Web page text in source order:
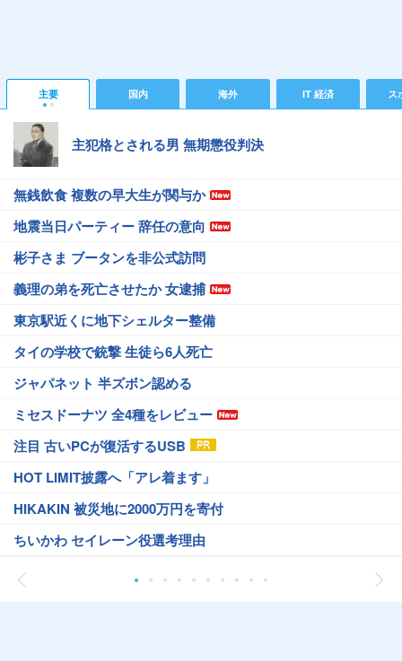
主要 国内 海外 IT 経済 ス
主犯格とされる男 無期懲役判決
無銭飲食 複数の早大生が関与か
地震当日パーティー 辞任の意向
彬子さま ブータンを非公式訪問
義理の弟を死亡させたか 女逮捕
東京駅近くに地下シェルター整備
タイの学校で銃撃 生徒ら6人死亡
ジャパネット 半ズボン認める
ミセスドーナツ 全4種をレビュー
注目 古いPCが復活するUSB
HOT LIMIT披露へ「アレ着ます」
HIKAKIN 被災地に2000万円を寄付
ちいかわ セイレーン役選考理由